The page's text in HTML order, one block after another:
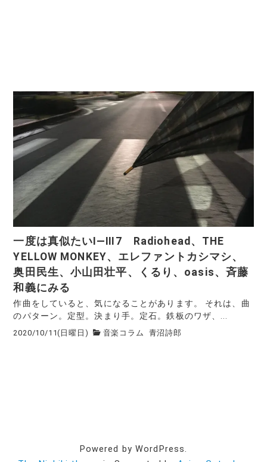
一度は真似たいⅠ—Ⅲ7 Radiohead、THE
YELLOW MONKEY、エレファントカシマシ、
奥田民生、小山田壮平、くるり、oasis、斉藤
和義にみる
作曲をしていると、気になることがあります。 それは、曲
のパターン。定型。決まり手。定石。鉄板のワザ、...
2020/10/11(日曜日) 音楽コラム 青沼詩郎
Powered by WordPress.